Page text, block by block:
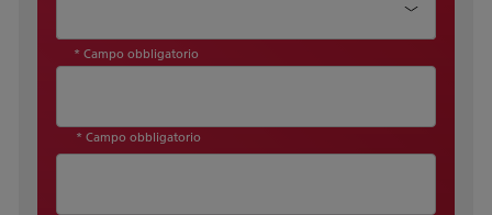
* Campo obbligatorio
* Campo obbligatorio